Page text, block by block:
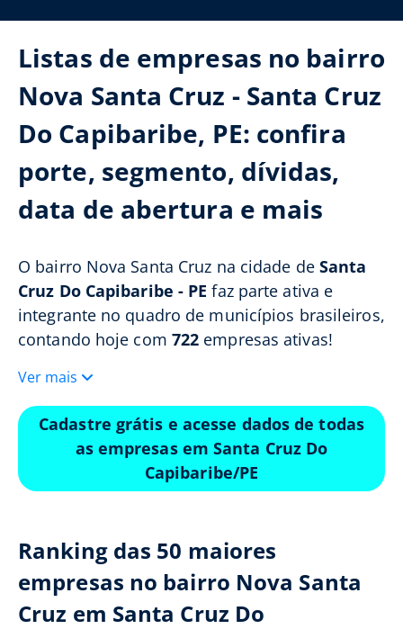
Listas de empresas no bairro
Nova Santa Cruz - Santa Cruz
Do Capibaribe, PE: confira
porte, segmento, dívidas,
data de abertura e mais
O bairro Nova Santa Cruz na cidade de Santa
Cruz Do Capibaribe - PE faz parte ativa e
integrante no quadro de municípios brasileiros,
contando hoje com 722 empresas ativas!
Ver mais
Cadastre grátis e acesse dados de todas
as empresas em Santa Cruz Do
Capibaribe/PE
Ranking das 50 maiores
empresas no bairro Nova Santa
Cruz em Santa Cruz Do